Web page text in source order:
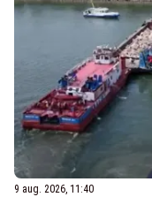
9 aug. 2026, 11:40